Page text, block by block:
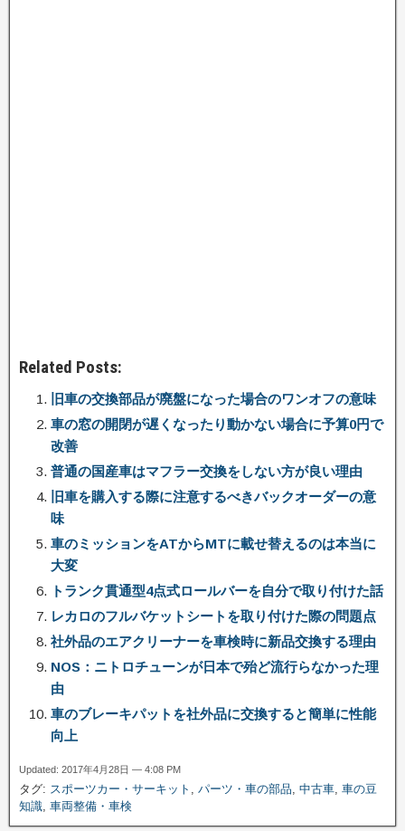
Related Posts:
旧車の交換部品が廃盤になった場合のワンオフの意味
車の窓の開閉が遅くなったり動かない場合に予算0円で
改善
普通の国産車はマフラー交換をしない方が良い理由
旧車を購入する際に注意するべきバックオーダーの意
味
車のミッションをATからMTに載せ替えるのは本当に
大変
トランク貫通型4点式ロールバーを自分で取り付けた話
レカロのフルバケットシートを取り付けた際の問題点
社外品のエアクリーナーを車検時に新品交換する理由
NOS：ニトロチューンが日本で殆ど流行らなかった理
由
車のブレーキパットを社外品に交換すると簡単に性能
向上
Updated: 2017年4月28日 — 4:08 PM
タグ: スポーツカー・サーキット , パーツ・車の部品, 中古車, 車の豆
知識, 車両整備・車検